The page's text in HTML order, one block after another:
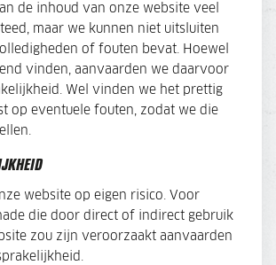
de inhoud van onze website veel
maar we kunnen niet uitsluiten
of fouten bevat. Hoewel
vinden, aanvaarden we daarvoor
Wel vinden we het prettig
op eventuele fouten, zodat we die
website op eigen risico. Voor
die door direct of indirect gebruik
zou zijn veroorzaakt aanvaarden